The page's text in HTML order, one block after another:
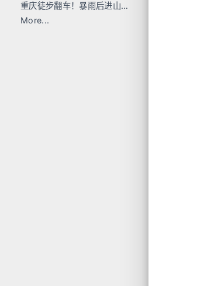
重庆徒步翻车！暴雨后进山，差点栽在这座小山里
More...